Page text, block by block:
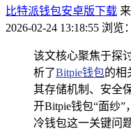
比特派钱包安卓版下载
2026-02-24 13:18:55 浏览
该文核心聚焦于探
析了Bitpie钱包的相
其存储机制、安全
开Bitpie钱包“面纱
冷钱包这一关键问